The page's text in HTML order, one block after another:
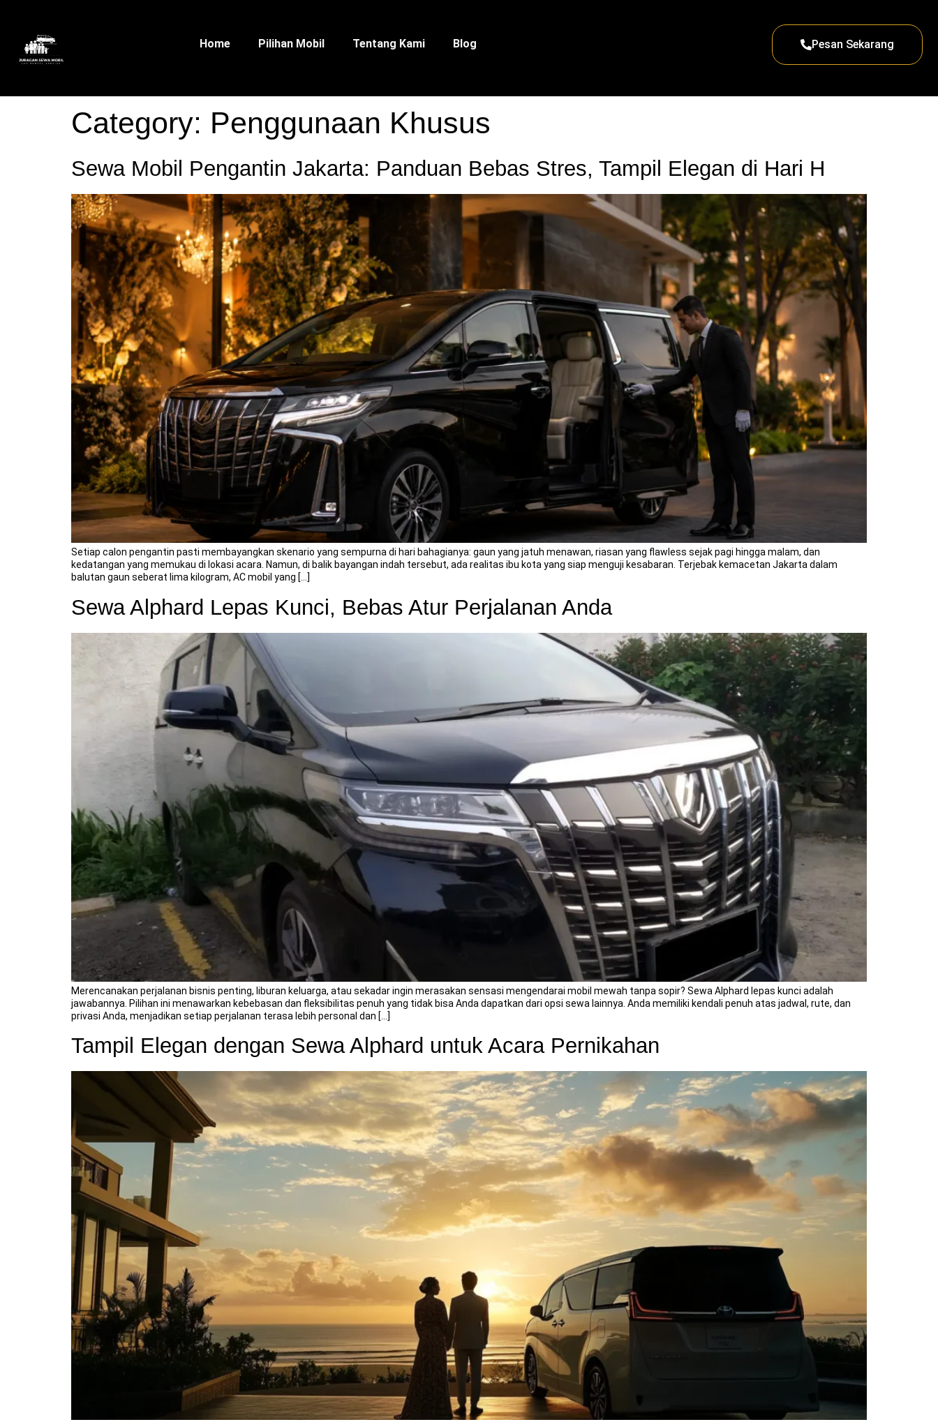
Home Pilihan Mobil Tentang Kami Blog Pesan Sekarang
Category: Penggunaan Khusus
Sewa Mobil Pengantin Jakarta: Panduan Bebas Stres, Tampil Elegan di Hari H
Setiap calon pengantin pasti membayangkan skenario yang sempurna di hari bahagianya: gaun yang jatuh menawan, riasan yang flawless sejak pagi hingga malam, dan
kedatangan yang memukau di lokasi acara. Namun, di balik bayangan indah tersebut, ada realitas ibu kota yang siap menguji kesabaran. Terjebak kemacetan Jakarta dalam
balutan gaun seberat lima kilogram, AC mobil yang […]
Sewa Alphard Lepas Kunci, Bebas Atur Perjalanan Anda
Merencanakan perjalanan bisnis penting, liburan keluarga, atau sekadar ingin merasakan sensasi mengendarai mobil mewah tanpa sopir? Sewa Alphard lepas kunci adalah
jawabannya. Pilihan ini menawarkan kebebasan dan fleksibilitas penuh yang tidak bisa Anda dapatkan dari opsi sewa lainnya. Anda memiliki kendali penuh atas jadwal, rute, dan
privasi Anda, menjadikan setiap perjalanan terasa lebih personal dan […]
Tampil Elegan dengan Sewa Alphard untuk Acara Pernikahan